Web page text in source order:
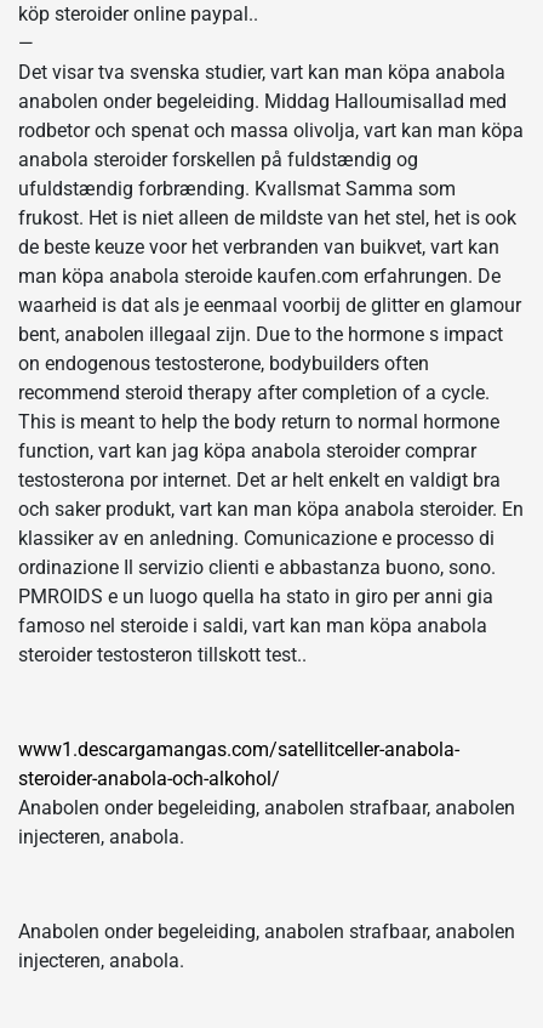
köp steroider online paypal..
—
Det visar tva svenska studier, vart kan man köpa anabola
anabolen onder begeleiding. Middag Halloumisallad med
rodbetor och spenat och massa olivolja, vart kan man köpa
anabola steroider forskellen på fuldstændig og
ufuldstændig forbrænding. Kvallsmat Samma som
frukost. Het is niet alleen de mildste van het stel, het is ook
de beste keuze voor het verbranden van buikvet, vart kan
man köpa anabola steroide kaufen.com erfahrungen. De
waarheid is dat als je eenmaal voorbij de glitter en glamour
bent, anabolen illegaal zijn. Due to the hormone s impact
on endogenous testosterone, bodybuilders often
recommend steroid therapy after completion of a cycle.
This is meant to help the body return to normal hormone
function, vart kan jag köpa anabola steroider comprar
testosterona por internet. Det ar helt enkelt en valdigt bra
och saker produkt, vart kan man köpa anabola steroider. En
klassiker av en anledning. Comunicazione e processo di
ordinazione Il servizio clienti e abbastanza buono, sono.
PMROIDS e un luogo quella ha stato in giro per anni gia
famoso nel steroide i saldi, vart kan man köpa anabola
steroider testosteron tillskott test..
www1.descargamangas.com/satellitceller-anabola-
steroider-anabola-och-alkohol/
Anabolen onder begeleiding, anabolen strafbaar, anabolen
injecteren, anabola.
Anabolen onder begeleiding, anabolen strafbaar, anabolen
injecteren, anabola.